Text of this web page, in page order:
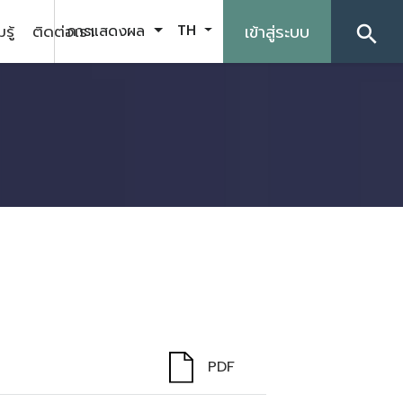
รู้ ติดต่อเราการแสดงผล TH เข้าสู่ระบบ search
PDF